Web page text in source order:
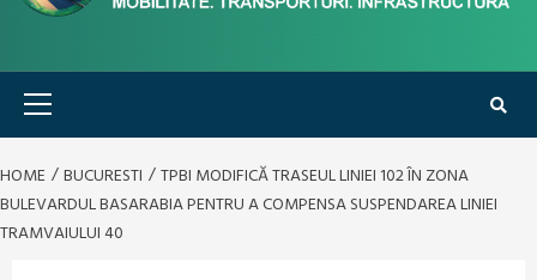
Primary
Menu
HOME BUCURESTI
TPBI MODIFICĂ TRASEUL LINIEI 102 ÎN ZONA
BULEVARDUL BASARABIA PENTRU A COMPENSA SUSPENDAREA LINIEI
TRAMVAIULUI 40